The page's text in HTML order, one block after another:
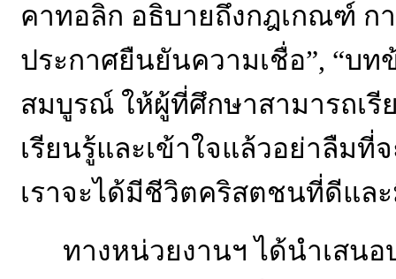
คาทอลิก อธิบายถึงกฎเกณฑ์ ก
ประกาศยืนยันความเชื่อ”, “บ
สมบูรณ์ ให้ผู้ที่ศึกษาสามารถเ
เรียนรู้และเข้าใจแล้วอย่าลืม
เราจะได้มีชีวิตคริสตชนที่ดีแล
ทางหน่วยงานฯ ได้นำเสนอ